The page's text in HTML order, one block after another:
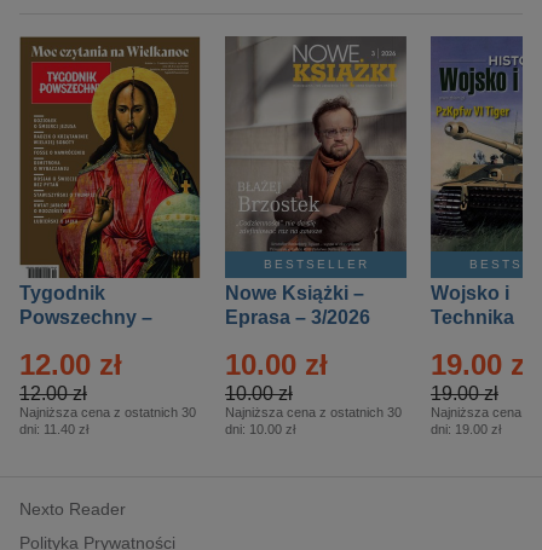
Tygodnik
Powszechny –
12.00 zł
12.00 zł
Najniższa cena z ostatnich 30
dni: 11.40 zł
BESTSELLER
Nowe Książki –
Eprasa – 3/2026
10.00 zł
10.00 zł
Najniższa cena z ostatnich 30
dni: 10.00 zł
Wojsko i
Technika
– 2/2026
19.00 zł
19.00 zł
Najniższa cena z
dni: 19.00 zł
Nexto Reader
Polityka Prywatności